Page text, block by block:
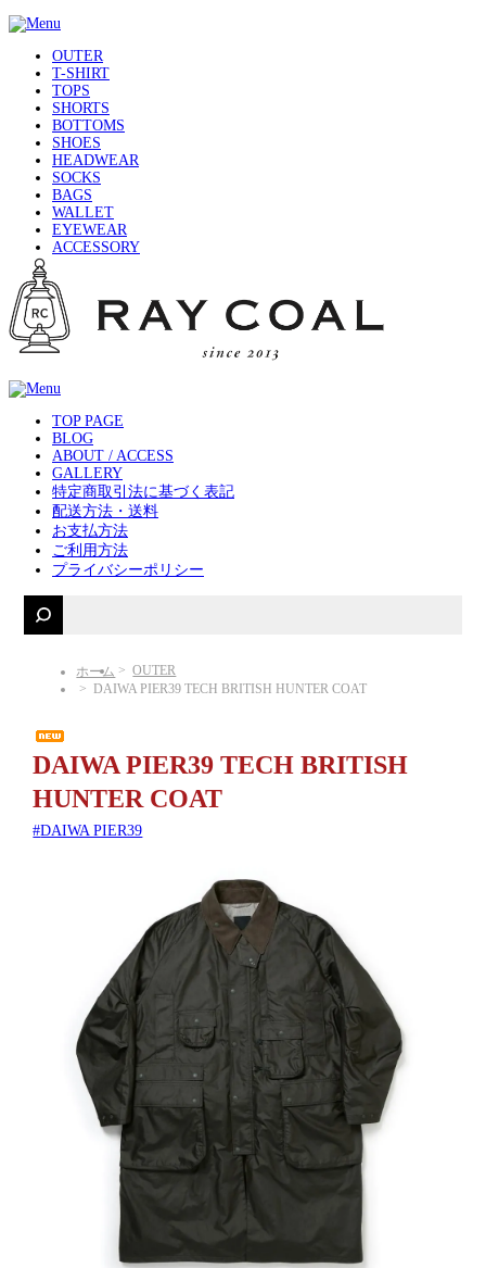
OUTER
T-SHIRT
TOPS
SHORTS
BOTTOMS
SHOES
HEADWEAR
SOCKS
BAGS
WALLET
EYEWEAR
ACCESSORY
TOP PAGE
BLOG
ABOUT / ACCESS
GALLERY
特定商取引法に基づく表記
配送方法・送料
お支払方法
ご利用方法
プライバシーポリシー
ホーム
OUTER
DAIWA PIER39 TECH BRITISH HUNTER COAT
DAIWA PIER39 TECH BRITISH
HUNTER COAT
DAIWA PIER39